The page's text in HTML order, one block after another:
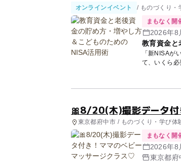
オンラインイベント / ものづくり・
まもなく開
2026年8
教育資金と
「新NISAが
て、いくら
🎀8/20(木)撮影データ
東京都府中市 / ものづくり・学び体
まもなく開
2026年8
東京都府